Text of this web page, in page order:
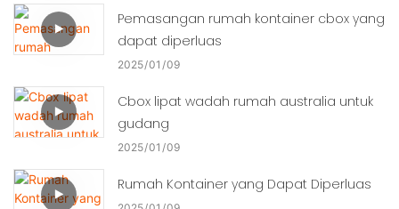
Pemasangan rumah kontainer cbox yang
dapat diperluas
2025 01 09
Cbox lipat wadah rumah australia untuk
gudang
2025 01 09
Rumah Kontainer yang Dapat Diperluas